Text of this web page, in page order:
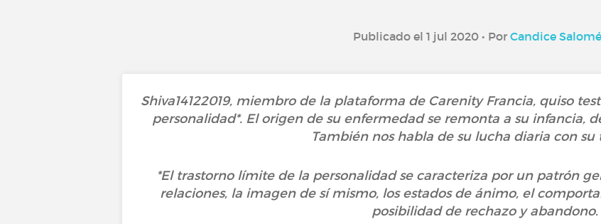
Publicado el 1 jul 2020 • Por Candice Salomé
Shiva14122019, miembro de la plataforma de Carenity Francia, quiso
personalidad*. El origen de su enfermedad se remonta a su infancia,
También nos habla de su lucha diaria con su
*El trastorno límite de la personalidad se caracteriza por un patrón
relaciones, la imagen de sí mismo, los estados de ánimo, el
posibilidad de rechazo y abandono.